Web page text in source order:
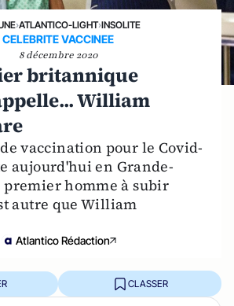
›ATLANTICO-LIGHT›INSOLITE
CELEBRITE VACCINEE
8 décembre 2020
britannique
William
vaccination pour le Covid-
aujourd'hui en Grande-
premier homme à subir
autre que William
Atlantico Rédaction
CLASSER